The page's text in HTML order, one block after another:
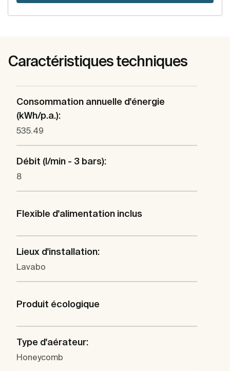
Caractéristiques techniques
Consommation annuelle d'énergie
(kWh/p.a.):
535.49
Débit (l/min - 3 bars):
8
Flexible d'alimentation inclus
Lieux d'installation:
Lavabo
Produit écologique
Type d'aérateur:
Honeycomb